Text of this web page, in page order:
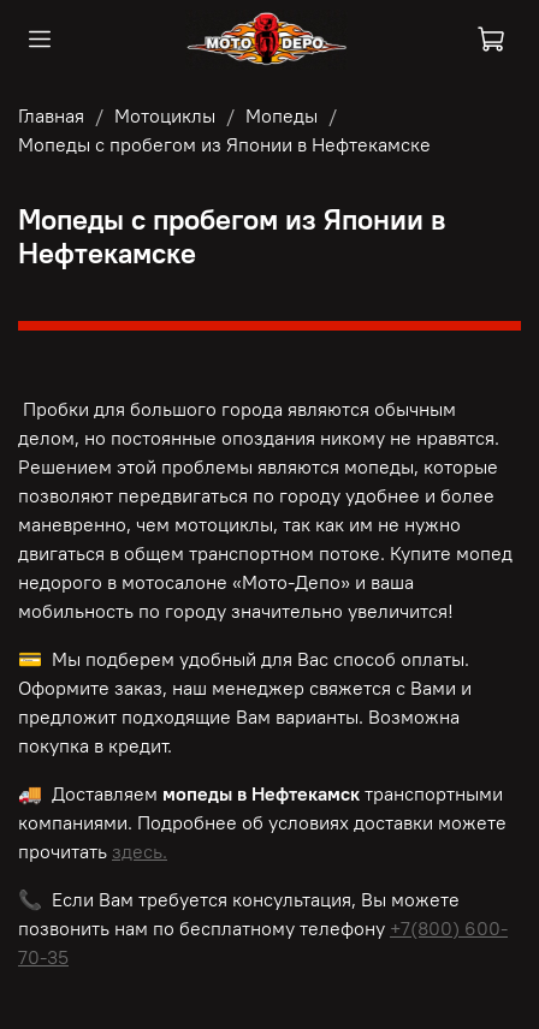
Главная Мотоциклы
Мопеды
Мопеды с пробегом из Японии в Нефтекамске
Мопеды с пробегом из Японии в
Нефтекамске
Пробки для большого города являются обычным
делом, но постоянные опоздания никому не нравятся.
Решением этой проблемы являются мопеды, которые
позволяют передвигаться по городу удобнее и более
маневренно, чем мотоциклы, так как им не нужно
двигаться в общем транспортном потоке. Купите мопед
недорого в мотосалоне «Мото-Депо» и ваша
мобильность по городу значительно увеличится!
💳 Мы подберем удобный для Вас способ оплаты.
Оформите заказ, наш менеджер свяжется с Вами и
предложит подходящие Вам варианты. Возможна
покупка в кредит.
🚚 Доставляем мопеды в Нефтекамск транспортными
компаниями. Подробнее об условиях доставки можете
прочитать здесь.
📞 Если Вам требуется консультация, Вы можете
позвонить нам по бесплатному телефону +7(800) 600-
70-35